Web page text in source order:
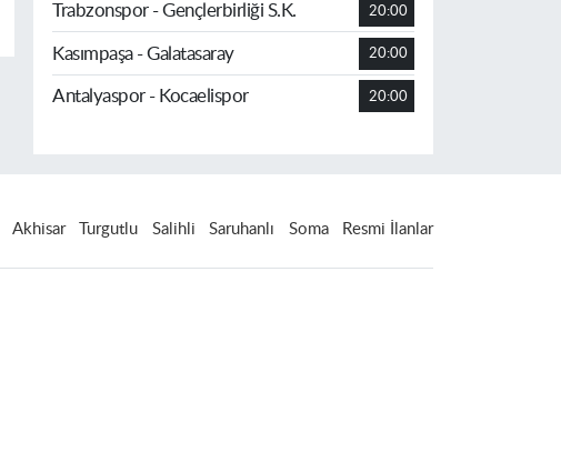
Trabzonspor - Gençlerbirliği S.K. 20:00
Kasımpaşa - Galatasaray 20:00
Antalyaspor - Kocaelispor 20:00
Akhisar Turgutlu Salihli Saruhanlı Soma Resmi İlanlar